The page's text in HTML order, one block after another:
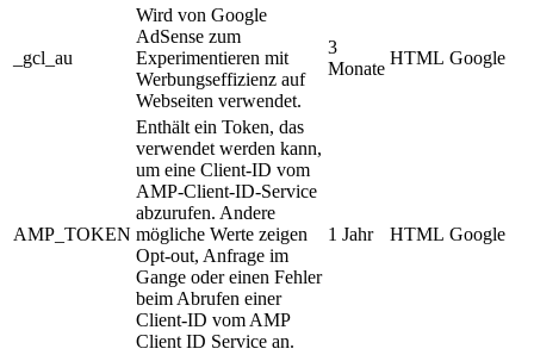
_gcl_au
Wird von Google
AdSense zum
Experimentieren mit
Werbungseffizienz auf
Webseiten verwendet.
3
Monate
HTML Google
AMP_TOKEN
Enthält ein Token, das
verwendet werden kann,
um eine Client-ID vom
AMP-Client-ID-Service
abzurufen. Andere
mögliche Werte zeigen
Opt-out, Anfrage im
Gange oder einen Fehler
beim Abrufen einer
Client-ID vom AMP
Client ID Service an.
1 Jahr HTML Google